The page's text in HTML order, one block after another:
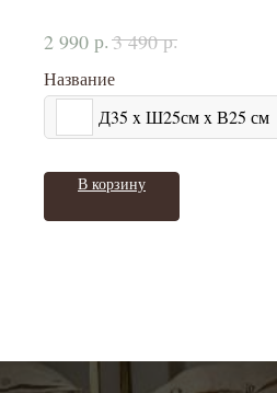
2 990 р. 3 490 р.
Название
Д35 x Ш25см x В25 см
В корзину